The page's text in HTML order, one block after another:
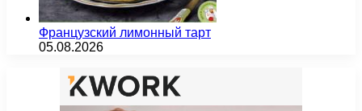
Французский лимонный тарт
05.08.2026